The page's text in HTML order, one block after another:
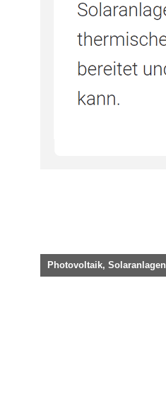
Photovoltaik, Solaranlagen